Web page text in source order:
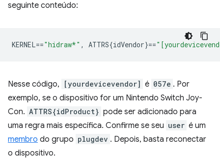
seguinte conteúdo:
KERNEL=="hidraw*" , ATTRS{idVendor}==
Nesse código, [yourdevicevendor] é 057e . Por
exemplo, se o dispositivo for um Nintendo Switch Joy-
Con. ATTRS{idProduct} pode ser adicionado para
uma regra mais específica. Confirme se seu user é um
membro do grupo plugdev . Depois, basta reconectar
o dispositivo.